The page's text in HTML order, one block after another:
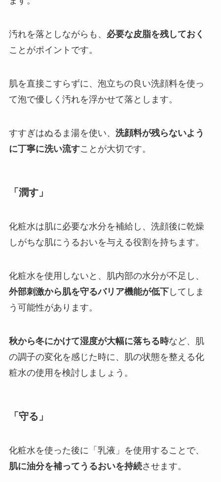
汚れを落としながらも、 必要な皮脂を残しておく
ことがポイントです。
肌を直接こすらずに、泡立ちの良い洗顔料を使っ
て泡で優しく汚れを浮かせて落とします。
すすぎはぬるま湯を使い、 洗顔料が残らないよう
に丁寧に洗い流すことが大切です。
「潤す」
化粧水は肌に必要な水分を補給し、洗顔後に乾燥
しがちな肌にうるおいを与える役割を持ちます。
化粧水を使用しないと、肌内部の水分が不足し、
外部刺激から肌を守るバリア機能が低下してしま
う可能性があります。
秋から冬にかけて湿度が大幅に落ちる時など、肌
の調子の変化を感じた時に、肌の状態を整える化
粧水の使用を検討しましょう。
「守る」
化粧水を使った後に「乳液」を使用することで、
肌に油分を補ってうるおいを持続させます。